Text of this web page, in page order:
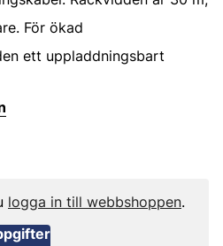
För ökad
ett uppladdningsbart
logga in till webbshoppen.